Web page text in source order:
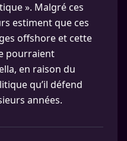
». Malgré ces
estiment que ces
offshore et cette
pourraient
en raison du
qu’il défend
années.